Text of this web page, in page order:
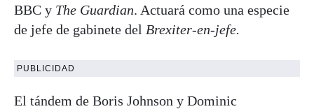
BBC y The Guardian. Actuará como una especie
de jefe de gabinete del Brexiter-en-jefe.
PUBLICIDAD
El tándem de Boris Johnson y Dominic